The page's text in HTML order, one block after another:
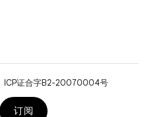
ICP证合字B2-20070004号
订阅